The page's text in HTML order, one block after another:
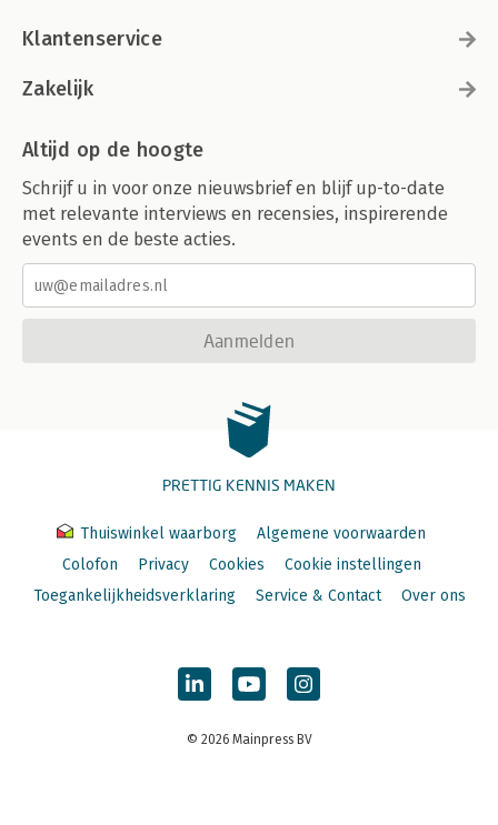
Klantenservice
Zakelijk
Altijd op de hoogte
Schrijf u in voor onze nieuwsbrief en blijf up-to-date
met relevante interviews en recensies, inspirerende
events en de beste acties.
Aanmelden
PRETTIG KENNIS MAKEN
Thuiswinkel waarborg
Algemene voorwaarden
Colofon
Privacy Cookies
Cookie instellingen
Toegankelijkheidsverklaring
Service & Contact Over ons
© 2026 Mainpress BV